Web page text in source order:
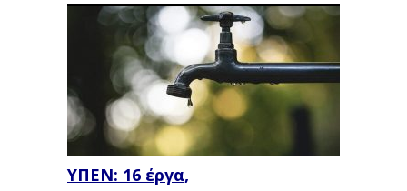
ΥΠΕΝ: 16 έργα,